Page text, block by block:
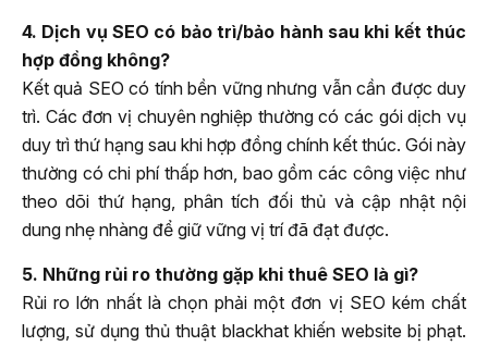
4. Dịch vụ SEO có bảo trì/bảo hành sau khi kết thúc
hợp đồng không?
Kết quả SEO có tính bền vững nhưng vẫn cần được duy
trì. Các đơn vị chuyên nghiệp thường có các gói dịch vụ
duy trì thứ hạng sau khi hợp đồng chính kết thúc. Gói này
thường có chi phí thấp hơn, bao gồm các công việc như
theo dõi thứ hạng, phân tích đối thủ và cập nhật nội
dung nhẹ nhàng để giữ vững vị trí đã đạt được.
5. Những rủi ro thường gặp khi thuê SEO là gì?
Rủi ro lớn nhất là chọn phải một đơn vị SEO kém chất
lượng, sử dụng thủ thuật blackhat khiến website bị phạt.